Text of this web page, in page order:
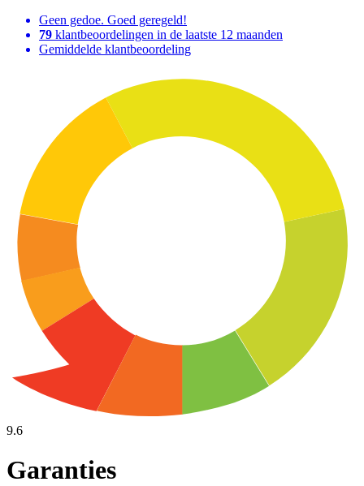
Geen gedoe. Goed geregeld!
79 klantbeoordelingen in de laatste 12 maanden
Gemiddelde klantbeoordeling
9.6
Garanties